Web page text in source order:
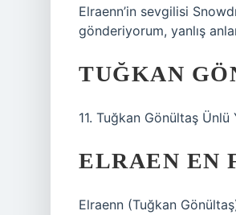
Elraenn’in sevgilisi
gönderiyorum, yanlış
TUĞKAN
11. Tuğkan Gönültaş
ELRAEN EN
Elraenn (Tuğkan